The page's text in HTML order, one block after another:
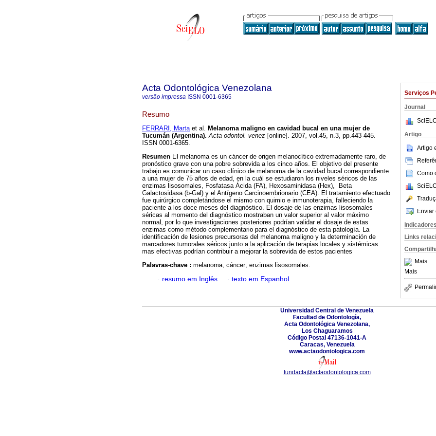
Serviços
Journal
Artigo
Artigo
Como
Enviar
Indicadores
Links
Mais
Mais
Acta Odontológica Venezolana
versão impressa ISSN 0001-6365
Resumo
FERRARI, Martaet al. Melanoma maligno en cavidad bucal en una mujer de
Tucumán (Argentina). Acta odontol. venez [online]. 2007, vol.45, n.3, pp.443-445.
ISSN 0001-6365.
Resumen El melanoma es un cáncer de origen melanocítico extremadamente raro, de
pronóstico grave con una pobre sobrevida a los cinco años. El objetivo del presente
trabajo es comunicar un caso clínico de melanoma de la cavidad bucal correspondiente
a una mujer de 75 años de edad, en la cuál se estudiaron los niveles séricos de las
enzimas lisosomales, Fosfatasa Ácida (FA), Hexosaminidasa (Hex), Beta
Galactosidasa (b-Gal) y el Antígeno Carcinoembrionario (CEA). El tratamiento efectuado
fue quirúrgico completándose el mismo con quimio e inmunoterapia, falleciendo la
paciente a los doce meses del diagnóstico. El dosaje de las enzimas lisosomales
séricas al momento del diagnóstico mostraban un valor superior al valor máximo
normal, por lo que investigaciones posteriores podrían validar el dosaje de estas
enzimas como método complementario para el diagnóstico de esta patología. La
identificación de lesiones precursoras del melanoma maligno y la determinación de
marcadores tumorales séricos junto a la aplicación de terapias locales y sistémicas
mas efectivas podrían contribuir a mejorar la sobrevida de estos pacientes
Palavras-chave : melanoma; cáncer; enzimas lisosomales.
· resumo em Inglês · texto em Espanhol
Universidad Central de Venezuela
Facultad de Odontología,
Acta Odontológica Venezolana,
Los Chaguaramos
Código Postal 47136-1041-A
Caracas, Venezuela
www.actaodontologica.com
fundacta@actaodontologica.com